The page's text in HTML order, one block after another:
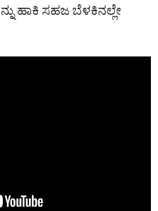
ಹಾಕಿ ಸಹಜ ಬೆಳಕಿನಲ್ಲೇ